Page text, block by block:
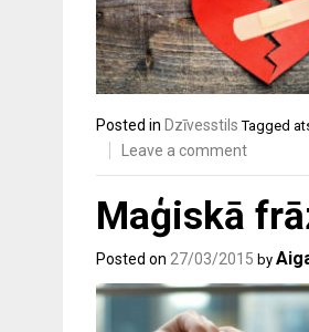
Posted in Dzīvesstils Tagged
Leave a comment
Maģiskā
Posted on 27/03/2015 by